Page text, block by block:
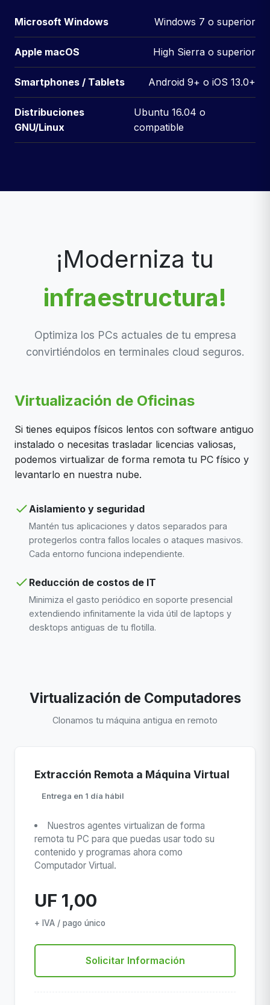
Microsoft Windows Windows 7 o superior
Apple macOS High Sierra o superior
Smartphones / Tablets Android 9+ o iOS 13.0+
Distribuciones
GNU/Linux
Ubuntu 16.04 o
compatible
¡Moderniza tu
infraestructura!
Optimiza los PCs actuales de tu empresa
convirtiéndolos en terminales cloud seguros.
Virtualización de Oficinas
Si tienes equipos físicos lentos con software antiguo
instalado o necesitas trasladar licencias valiosas,
podemos virtualizar de forma remota tu PC físico y
levantarlo en nuestra nube.
Aislamiento y seguridad
Mantén tus aplicaciones y datos separados para
protegerlos contra fallos locales o ataques masivos.
Cada entorno funciona independiente.
Reducción de costos de IT
Minimiza el gasto periódico en soporte presencial
extendiendo infinitamente la vida útil de laptops y
desktops antiguas de tu flotilla.
Virtualización de Computadores
Clonamos tu máquina antigua en remoto
Extracción Remota a Máquina Virtual
Entrega en 1 día hábil
Nuestros agentes virtualizan de forma
remota tu PC para que puedas usar todo su
contenido y programas ahora como
Computador Virtual.
UF 1,00
+ IVA / pago único
Solicitar Información